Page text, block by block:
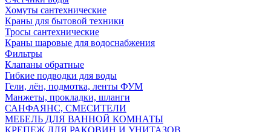
Хомуты сантехнические
Краны для бытовой техники
Тросы сантехнические
Краны шаровые для водоснабжения
Фильтры
Клапаны обратные
Гибкие подводки для воды
Гели, лён, подмотка, ленты ФУМ
Манжеты, прокладки, шланги
САНФАЯНС, СМЕСИТЕЛИ
МЕБЕЛЬ ДЛЯ ВАННОЙ КОМНАТЫ
КРЕПЕЖ ДЛЯ РАКОВИН И УНИТАЗОВ